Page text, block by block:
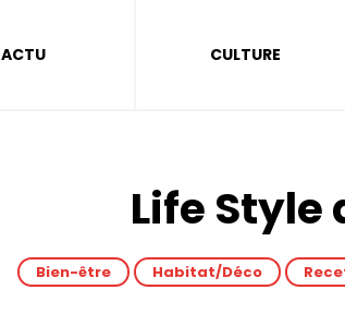
ACTU CULTURE
Life Style
Bien-être Habitat/Déco